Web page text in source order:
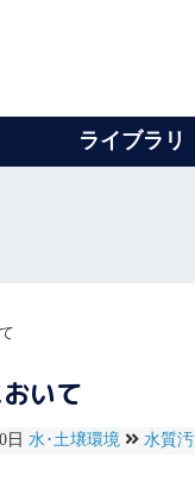
ライブラリ
いて
日 水･土壌環境 水質